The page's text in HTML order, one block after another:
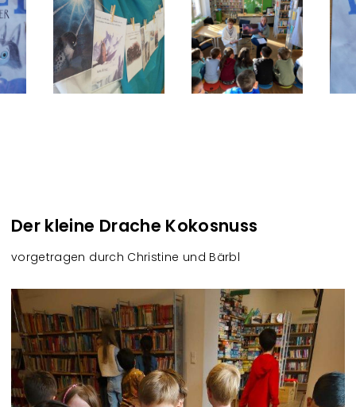
Der kleine Drache Kokosnuss
vorgetragen durch Christine und Bärbl